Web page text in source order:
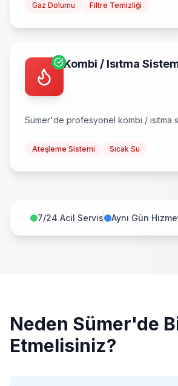
Gaz Dolumu Filtre Temizliği
Kombi / Isıtma
Sümer'de profesyonel kombi / isıtma
Ateşleme Sistemi Sıcak Su
7/24 Acil Servis Aynı Gün
Neden Sümer'de
Etmelisiniz?